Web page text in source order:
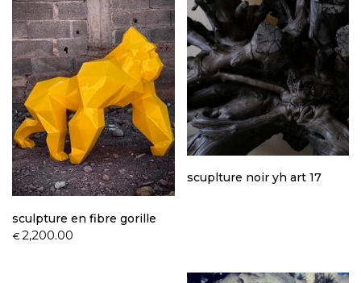
sculpture en fibre gorille
€2,200.00
scuplture noir yh art 17